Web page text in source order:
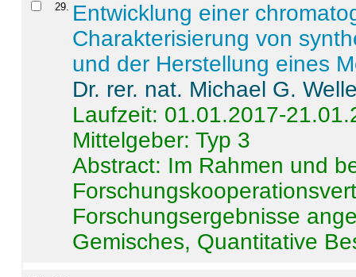
29. Entwicklung einer
Charakterisierung von
und der Herstellung eines
Dr. rer. nat. Michael G.
Laufzeit: 01.01.2017-
Mittelgeber: Typ 3
Abstract: Im Rahmen und
Forschungsergebnisse
Gemisches, Quantitative